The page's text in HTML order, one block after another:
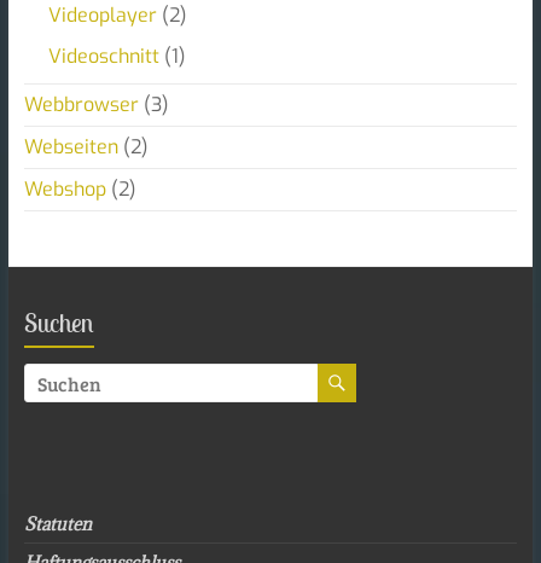
Videoplayer(2)
Videoschnitt(1)
Webbrowser(3)
Webseiten(2)
Webshop(2)
Suchen
Statuten